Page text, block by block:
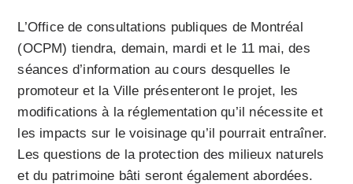
L’Office de consultations publiques de Montréal
(OCPM) tiendra, demain, mardi et le 11 mai, des
séances d’information au cours desquelles le
promoteur et la Ville présenteront le projet, les
modifications à la réglementation qu’il nécessite et
les impacts sur le voisinage qu’il pourrait entraîner.
Les questions de la protection des milieux naturels
et du patrimoine bâti seront également abordées.